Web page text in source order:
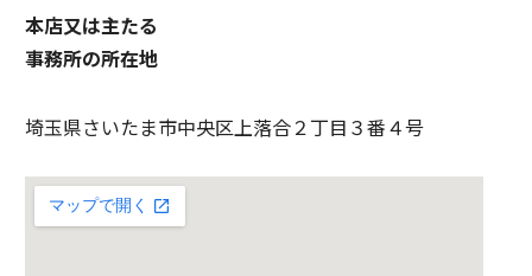
本店又は主たる
事務所の所在地
埼玉県さいたま市中央区上落合２丁目３番４号